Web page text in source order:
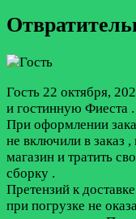
Гость 22 октября,
и гостинную Фиеста .
При оформлении
не включили в заказ
магазин и тратить
сборку .
Претензий к
при погрузке не